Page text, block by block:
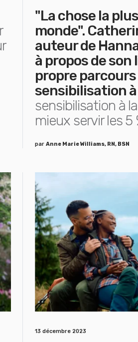
"La chose la
monde".
auteur de
à propos de son
propre parcours
sensibilisation
sensibilisation à
mieux servir les 5
par Anne Marie Williams, RN, BSN
13 décembre 2023